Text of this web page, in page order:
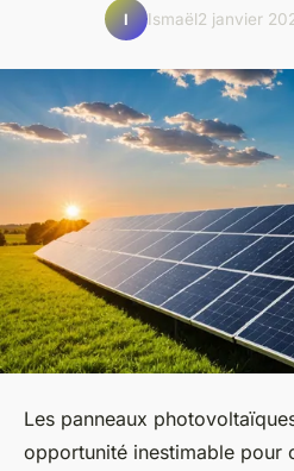
I Ismaël2 janvier
Les panneaux
opportunité inestimable pour